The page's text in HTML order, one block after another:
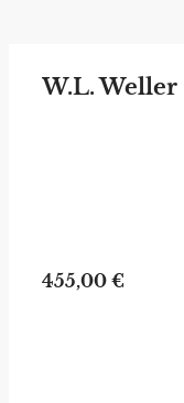
W.L. Weller
455,00 €